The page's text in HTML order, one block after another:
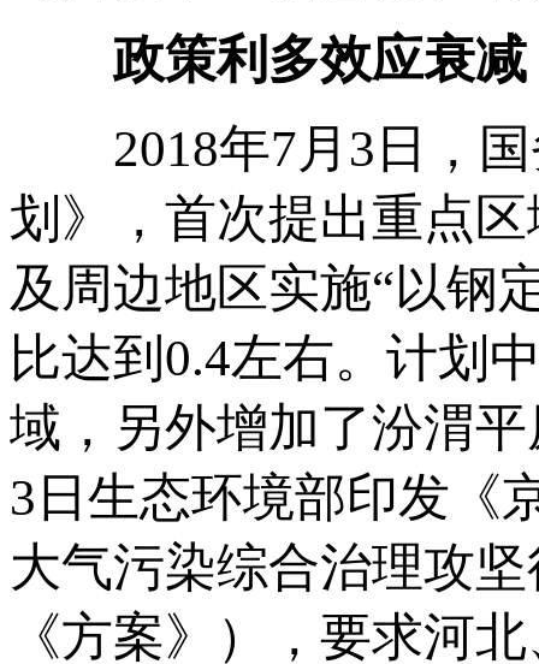
政策利多效应衰减
2018年7月3日，国
划》，首次提出重点
及周边地区实施“以钢
比达到0.4左右。计划
域，另外增加了汾渭
3日生态环境部印发《
大气污染综合治理攻
《方案》），要求河